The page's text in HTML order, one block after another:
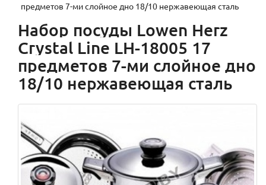
предметов 7-ми слойное дно 18/10 нержавеющая сталь
Набор посуды Lowen Herz
Crystal Line LH-18005 17
предметов 7-ми слойное дно
18/10 нержавеющая сталь